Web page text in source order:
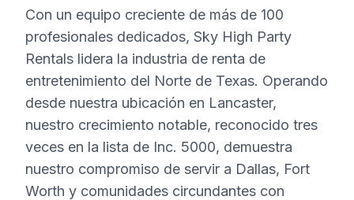
Con un equipo creciente de más de 100
profesionales dedicados, Sky High Party
Rentals lidera la industria de renta de
entretenimiento del Norte de Texas. Operando
desde nuestra ubicación en Lancaster,
nuestro crecimiento notable, reconocido tres
veces en la lista de Inc. 5000, demuestra
nuestro compromiso de servir a Dallas, Fort
Worth y comunidades circundantes con